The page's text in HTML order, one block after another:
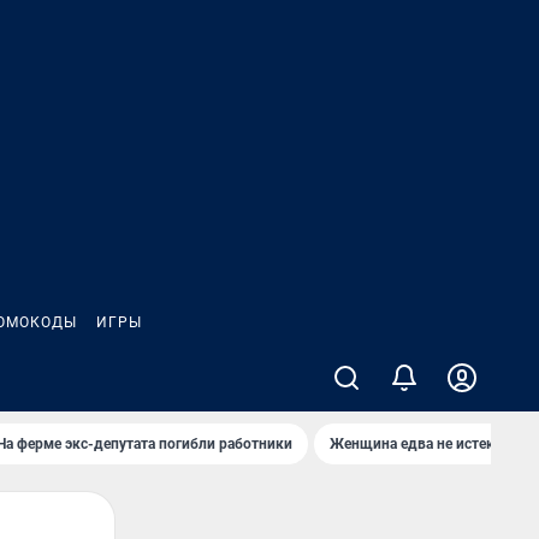
ИГРЫ
ферме экс-депутата погибли работники Женщина едва не истекла